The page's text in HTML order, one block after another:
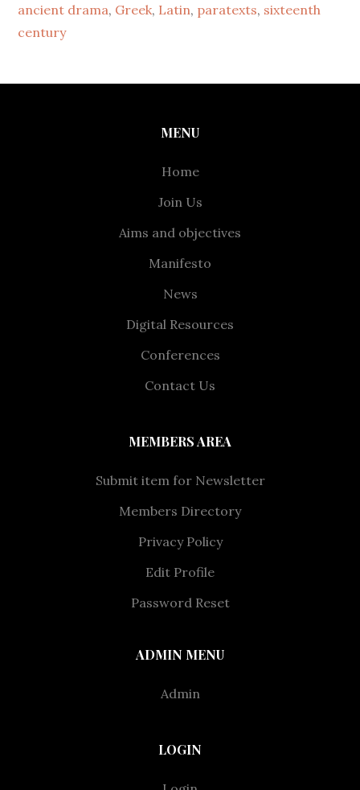
ancient drama, Greek, Latin, paratexts, sixteenth
century
MENU
Home
Join Us
Aims and objectives
Manifesto
News
Digital Resources
Conferences
Contact Us
MEMBERS AREA
Submit item for Newsletter
Members Directory
Privacy Policy
Edit Profile
Password Reset
ADMIN MENU
Admin
LOGIN